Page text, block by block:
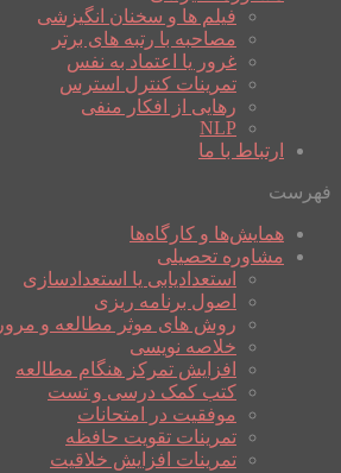
فیلم ها و سخنان انگیزشی
مصاحبه با رتبه های برتر
غرور یا اعتماد به نفس
تمرینات کنترل استرس
رهایی از افکار منفی
NLP
ارتباط با ما
فهرست
همایش‌ها و کارگاه‌ها
مشاوره تحصیلی
استعدادیابی یا استعدادسازی
اصول برنامه ریزی
روش های موثر مطالعه و مرور
خلاصه نویسی
افزایش تمرکز هنگام مطالعه
کتب کمک درسی و تست
موفقیت در امتحانات
تمرینات تقویت حافظه
تمرینات افزایش خلاقیت